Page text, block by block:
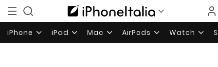
iPhone iPad Mac AirPods Watch